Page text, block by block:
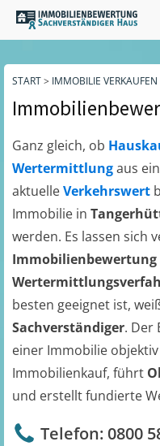
START> IMMOBILIE VERKAUFEN
Ganz gleich, ob
Wertermittlungaus
aktuelleVerkehrswert
Immobilie in
werden. Es lassen sich
Immobilienbewertung
besten geeignet ist,
Sachverständiger. Der
einer Immobilie
Immobilienkauf, führt
und erstellt fundierte
Telefon: 0800